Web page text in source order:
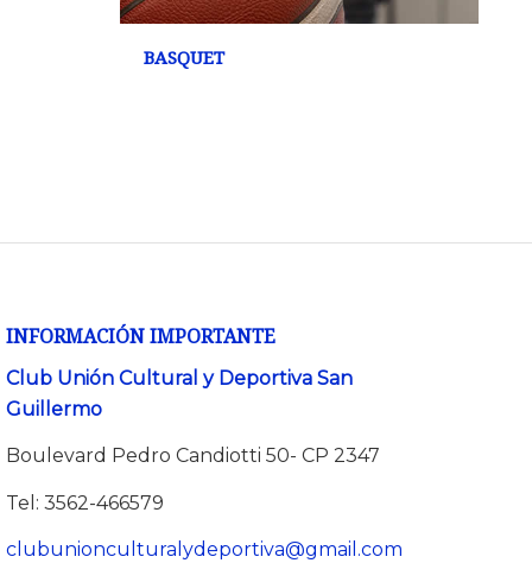
BASQUET
INFORMACIÓN IMPORTANTE
Club Unión Cultural y Deportiva San
Guillermo
Boulevard Pedro Candiotti 50- CP 2347
Tel: 3562-466579
clubunionculturalydeportiva@gmail.com